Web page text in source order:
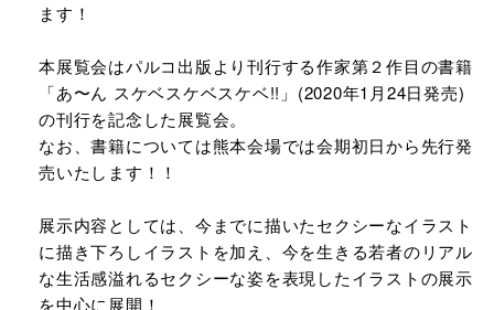
ます！
本展覧会はパルコ出版より刊行する作家第２作目の書籍
「あ〜ん スケベスケベスケベ!!」(2020年1月24日発売)
の刊行を記念した展覧会。
なお、書籍については熊本会場では会期初日から先行発
売いたします！！
展示内容としては、今までに描いたセクシーなイラスト
に描き下ろしイラストを加え、今を生きる若者のリアル
な生活感溢れるセクシーな姿を表現したイラストの展示
を中心に展開！